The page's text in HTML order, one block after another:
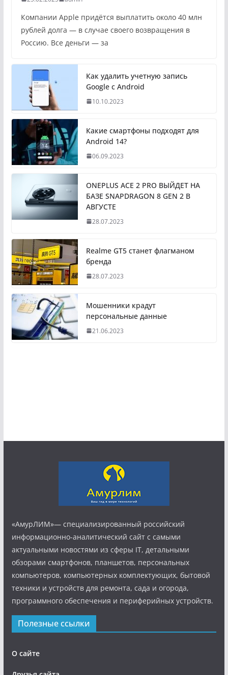
Компании Apple придётся выплатить около 40 млн
рублей долга — в случае своего возвращения в
Россию. Все деньги — за
Как удалить учетную запись
Google с Android
10.10.2023
Какие смартфоны подходят для
Android 14?
06.09.2023
ONEPLUS ACE 2 PRO ВЫЙДЕТ НА
БАЗЕ SNAPDRAGON 8 GEN 2 В
АВГУСТЕ
28.07.2023
Realme GT5 станет флагманом
бренда
28.07.2023
Мошенники крадут
персональные данные
21.06.2023
«АмурЛИМ»— специализированный российский
информационно-аналитический сайт с самыми
актуальными новостями из сферы IT, детальными
обзорами смартфонов, планшетов, персональных
компьютеров, компьютерных комплектующих, бытовой
техники и устройств для ремонта, сада и огорода,
программного обеспечения и периферийных устройств.
Полезные ссылки
О сайте